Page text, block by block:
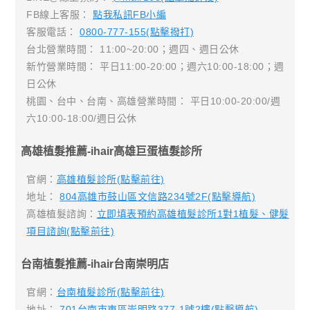
FB線上客服：點我私訊FB小編
客服電話：0800-777-155(點擊撥打)
台北營業時間： 11:00~20:00；週四、週日公休
新竹營業時間： 平日11:00-20:00；週六10:00-18:00；週
日公休
桃園、台中、台南、高雄營業時間： 平日10:00-20:00/週
六10:00-18:00/週日公休
高雄植髮推薦-ihair高雄巨蛋植髮診所
官網： 高雄植髮診所(點擊前往)
地址：804高雄市鼓山區文信路234號2F(點擊導航)
高雄植髮諮詢： 立即填表預約高雄植髮診所1對1植髮、健髮
項目諮詢(點擊前往)
台南植髮推薦-ihair台南崇明店
官網： 台南植髮診所(點擊前往)